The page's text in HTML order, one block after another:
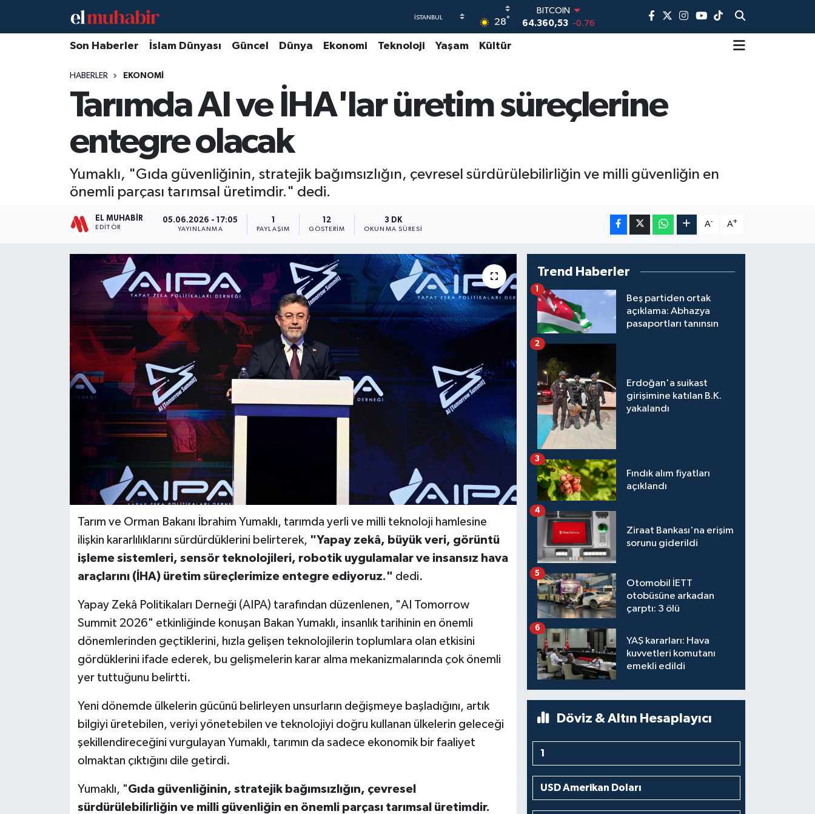
28°
DOLAR
47,7069
0.17
EURO
6574.81 1.44
BİST100
Son Haberler İslam Dünyası Güncel Dünya Ekonomi Teknoloji Yaşam Kültür
HABERLER EKONOMI
Tarımda AI ve İHA'lar üretim süreçlerine
entegre olacak
Yumaklı, "Gıda güvenliğinin, stratejik bağımsızlığın, çevresel sürdürülebilirliğin ve milli güvenliğin en
önemli parçası tarımsal üretimdir." dedi.
EL MUHABIR
EDITÖR
05.06.2026 - 17:05
YAYINLANMA
1
PAYLAŞIM
12
GÖSTERIM
3 DK
OKUNMA SÜRESI
A- A+
Tarım ve Orman Bakanı İbrahim Yumaklı, tarımda yerli ve milli teknoloji hamlesine
ilişkin kararlılıklarını sürdürdüklerini belirterek, "Yapay zekâ, büyük veri, görüntü
işleme sistemleri, sensör teknolojileri, robotik uygulamalar ve insansız hava
araçlarını (İHA) üretim süreçlerimize entegre ediyoruz." dedi.
Yapay Zekâ Politikaları Derneği (AIPA) tarafından düzenlenen, "AI Tomorrow
Summit 2026" etkinliğinde konuşan Bakan Yumaklı, insanlık tarihinin en önemli
dönemlerinden geçtiklerini, hızla gelişen teknolojilerin toplumlara olan etkisini
gördüklerini ifade ederek, bu gelişmelerin karar alma mekanizmalarında çok önemli
yer tuttuğunu belirtti.
Yeni dönemde ülkelerin gücünü belirleyen unsurların değişmeye başladığını, artık
bilgiyi üretebilen, veriyi yönetebilen ve teknolojiyi doğru kullanan ülkelerin geleceği
şekillendireceğini vurgulayan Yumaklı, tarımın da sadece ekonomik bir faaliyet
olmaktan çıktığını dile getirdi.
Yumaklı, "Gıda güvenliğinin, stratejik bağımsızlığın, çevresel
sürdürülebilirliğin ve milli güvenliğin en önemli parçası tarımsal üretimdir.
Trend Haberler
Beş partiden ortak
açıklama: Abhazya
pasaportları tanınsın
1
Erdoğan'a suikast
girişimine katılan B.K.
yakalandı
2
Fındık alım fiyatları
açıklandı
3
Ziraat Bankası'na erişim
sorunu giderildi
4
Otomobil İETT
otobüsüne arkadan
çarptı: 3 ölü
5
YAŞ kararları: Hava
kuvvetleri komutanı
emekli edildi
6
Döviz & Altın Hesaplayıcı
Hava Durumu
Trafik Durumu
Süper Lig Puan Durumu ve Fikstür
Tüm Manşetler
Son Dakika Haberleri